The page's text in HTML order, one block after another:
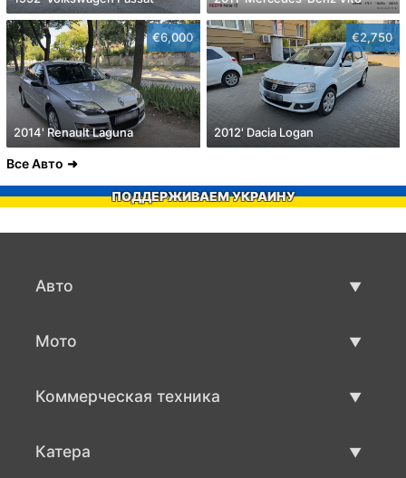
€6,000
2014' Renault Laguna
€2,750
2012' Dacia Logan
Все Авто
ПОДДЕРЖИВАЕМ УКРАИНУ
Авто
Мото
Коммерческая техника
Катера